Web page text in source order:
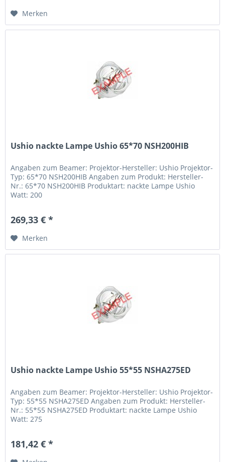
Merken
Ushio nackte Lampe Ushio 65*70 NSH200HIB
Angaben zum Beamer: Projektor-Hersteller: Ushio Projektor-
Typ: 65*70 NSH200HIB Angaben zum Produkt: Hersteller-
Nr.: 65*70 NSH200HIB Produktart: nackte Lampe Ushio
Watt: 200
269,33 € *
Merken
Ushio nackte Lampe Ushio 55*55 NSHA275ED
Angaben zum Beamer: Projektor-Hersteller: Ushio Projektor-
Typ: 55*55 NSHA275ED Angaben zum Produkt: Hersteller-
Nr.: 55*55 NSHA275ED Produktart: nackte Lampe Ushio
Watt: 275
181,42 € *